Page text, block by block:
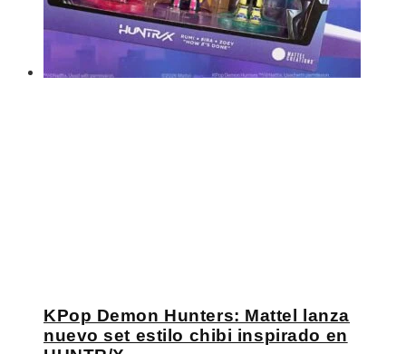
KPop Demon Hunters: Mattel lanza
nuevo set estilo chibi inspirado en